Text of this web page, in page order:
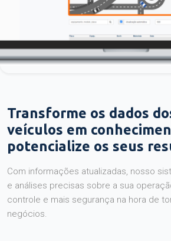
Transforme os dados
veículos em
potencialize os seus
Com informações atualizadas, nosso
e análises precisas sobre a sua
controle e mais segurança na hora de
negócios.